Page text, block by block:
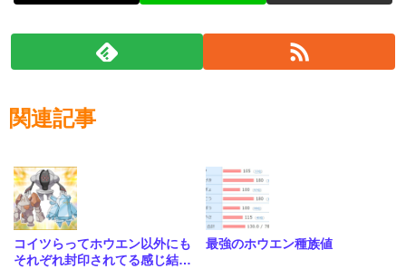
関連記事
コイツらってホウエン以外にも
それぞれ封印されてる感じ結構
最強のホウエン種族値